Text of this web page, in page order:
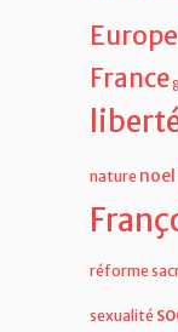
Europe
France
nature noel
réforme
sexualité